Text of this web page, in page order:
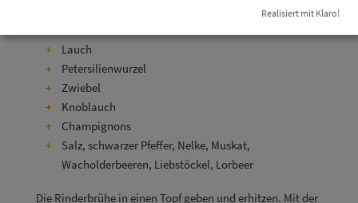
Lauch
Petersilienwurzel
Zwiebel
Knoblauch
Champignons
Salz, schwarzer Pfeffer, Nelke, Muskat,
Wacholderbeeren, Liebstöckel, Lorbeer
Die Rinderbrühe in einen Topf geben und erhitzen. Mit der
Realisiert mit Klaro!